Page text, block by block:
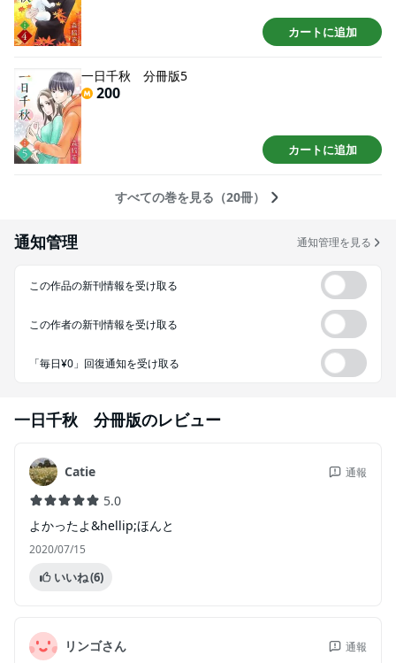
カートに追加
一日千秋 分冊版5
200
カートに追加
すべての巻を見る（20冊）
通知管理 通知管理を見る
この作品の新刊情報を受け取る
この作者の新刊情報を受け取る
「毎日¥0」回復通知を受け取る
一日千秋 分冊版のレビュー
Catie 通報
5.0
よかったよ&hellip;ほんと
2020/07/15
いいね(6)
リンゴさん 通報